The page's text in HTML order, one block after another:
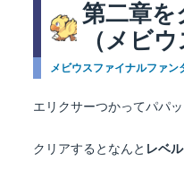
第二章
（メビ
カ
ゴ
メビウスファイナルファン
エリクサーつかってパパッ
クリアするとなんと レベ